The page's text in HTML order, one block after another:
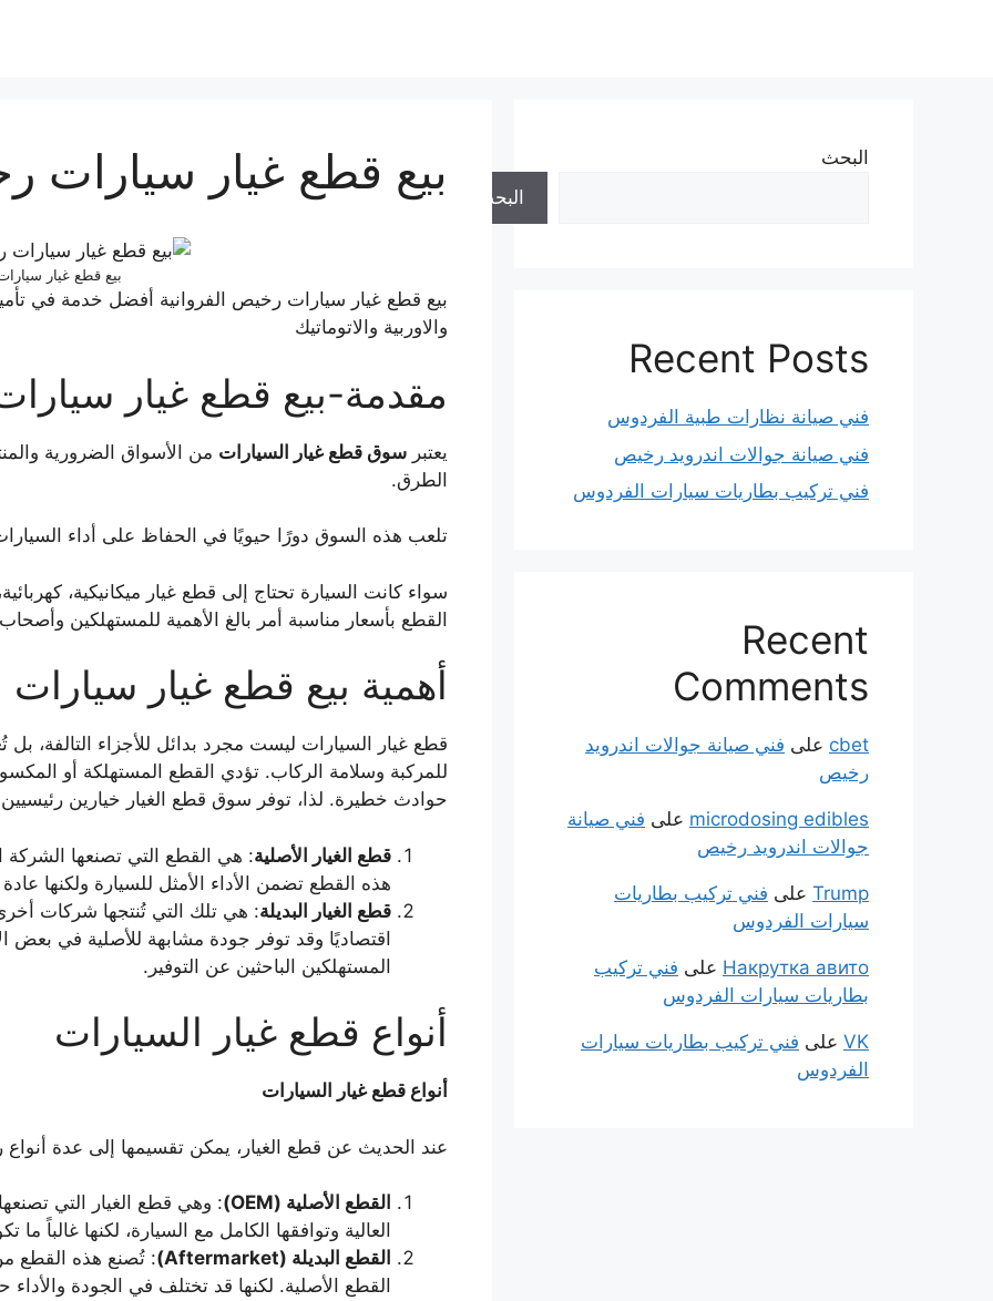
بيع قطع غيار سيارات
بيع قطع غيار
بيع قطع غيار سيارات رخيص الفروانية أفضل خدمة في
والاوربية والاتوماتيك
مقدمة-بيع قطع غيار
يعتبر سوق قطع غيار السيارات من الأسواق الضرورية
الطرق.
تلعب هذه السوق دورًا حيويًا في الحفاظ على أداء
سواء كانت السيارة تحتاج إلى قطع غيار ميكانيكية،
القطع بأسعار مناسبة أمر بالغ الأهمية للمستهلكين
أهمية بيع قطع غيار سيارات
قطع غيار السيارات ليست مجرد بدائل للأجزاء التالفة، بل
للمركبة وسلامة الركاب. تؤدي القطع المستهلكة أو
حوادث خطيرة. لذا، توفر سوق قطع الغيار خيارين
قطع الغيار الأصلية: هي القطع التي تصنعها الشركة
هذه القطع تضمن الأداء الأمثل للسيارة ولكنها
قطع الغيار البديلة: هي تلك التي تُنتجها شركات
اقتصاديًا وقد توفر جودة مشابهة للأصلية في بعض
المستهلكين الباحثين عن التوفير.
أنواع قطع غيار السيارات
أنواع قطع غيار السيارات
عند الحديث عن قطع الغيار، يمكن تقسيمها إلى عدة أنواع
القطع الأصلية (OEM)
: وهي قطع الغيار التي
العالية وتوافقها الكامل مع السيارة، لكنها غالباً
القطع البديلة (Aftermarket)
: تُصنع هذه القطع
القطع الأصلية. لكنها قد تختلف في الجودة
البحث
البحث
Recent Posts
فني صيانة نظارات طبية الفردوس
فني صيانة جوالات اندرويد رخيص
فني تركيب بطاريات سيارات الفردوس
Recent
Comments
cbet على فني صيانة جوالات اندرويد
رخيص
microdosing edibles على فني صيانة
جوالات اندرويد رخيص
Trump على فني تركيب بطاريات
سيارات الفردوس
Накрутка авито على فني تركيب
بطاريات سيارات الفردوس
VK على فني تركيب بطاريات سيارات
الفردوس